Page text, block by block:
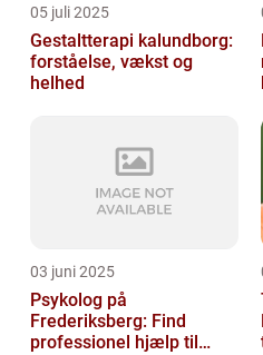
05 juli 2025
Gestaltterapi kalundborg:
forståelse, vækst og
helhed
03 juni 2025
Psykolog på
Frederiksberg: Find
professionel hjælp til